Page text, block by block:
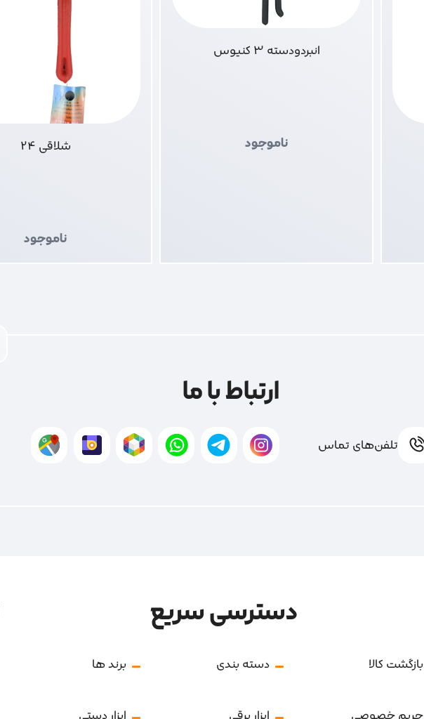
انبردودسته 3 کنیوس
ناموجود شلاقی 24
ناموجود
تلفن‌های تماس
ارتباط با ما
بازگشت کالا
دسترسی سریع
دسته بندی برند ها